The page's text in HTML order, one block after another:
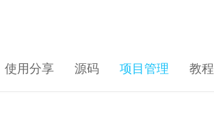
使用分享 源码 项目管理 教程